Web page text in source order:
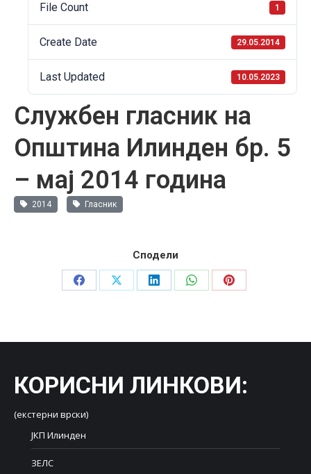
File Count 1
Create Date 29.05.2014
Last Updated 10.05.2023
Службен гласник на
Општина Илинден бр. 5
– мај 2014 година
2014 Гласник
Сподели
Share
Share
Share
Share
Share
КОРИСНИ ЛИНКОВИ:
(екстерни врски)
ЈКП Илинден
ЗЕЛС